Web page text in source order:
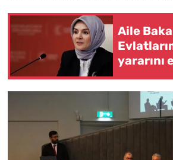
Aile
yararını
zemine